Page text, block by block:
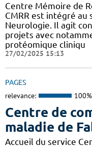
Centre Mémoire de
CMRR est intégré
Neurologie. Il agit
projets avec
protéomique cliniqu
27/02/2025 15:13
PAGES
relevance: 100%
Centre de
maladie de
Accueil du service